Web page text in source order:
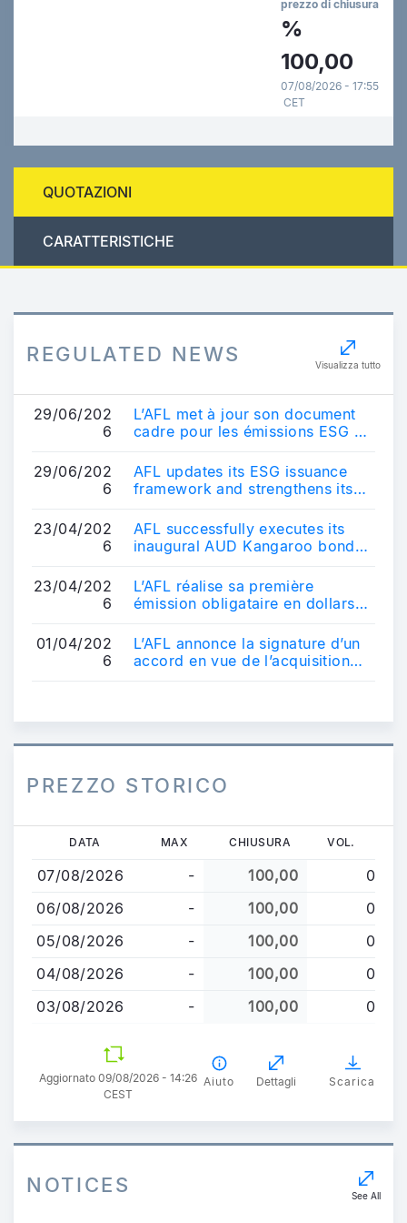
prezzo di chiusura
%
100,00
07/08/2026 - 17:55
CET
QUOTAZIONI
CARATTERISTICHE
REGULATED NEWS Visualizza tutto
29/06/202
6
L’AFL met à jour son document
cadre pour les émissions ESG et
le ...
29/06/202
6
AFL updates its ESG issuance
framework and strengthens its
bond ma...
23/04/202
6
AFL successfully executes its
inaugural AUD Kangaroo bond
10-year b...
23/04/202
6
L’AFL réalise sa première
émission obligataire en dollars
référe...
01/04/202
6
L’AFL annonce la signature d’un
accord en vue de l’acquisition
PREZZO STORICO
contenuto
principale
DATA MAX CHIUSURA VOL.
07/08/2026 - 100,00
0
06/08/2026
- 100,00
0
05/08/2026
- 100,00
0
04/08/2026
- 100,00
0
03/08/2026
- 100,00 0
Aggiornato 09/08/2026 - 14:26
CEST
Aiuto Dettagli Scarica
NOTICES See All